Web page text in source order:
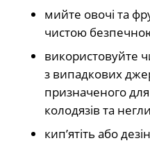
мийте овочі та
чистою
використовуйте
з випадкових
призначеного
колодязів та
кип’ятіть або